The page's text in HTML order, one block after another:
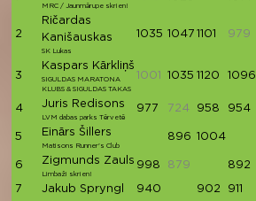
MRC / Jaunmārupe skrien!
2
Ričardas
Kanišauskas
SK Lukas
1035 1047 1101 979
3
Kaspars Kārkliņš
SIGULDAS MARATONA
KLUBS & SIGULDAS TAKAS
1001 1035 1120 1096
4 Juris Redisons
LVM dabas parks Tērvetē
977 724 958 954
5 Einārs Šillers
Matisons Runner's Club
896 1004
6 Zigmunds Zauls
Limbaži skrien!
998 879 892
7 Jakub Spryngl 940 902 911